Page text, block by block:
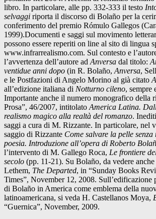
libro. In particolare, alle pp. 332-333 il testo
selvaggi riporta il discorso di Bolaño per la
conferimento del premio Rómulo Gallegos
1999).Documenti e saggi sul movimento
possono essere reperiti on line al sito di lingua
www.infrarrealismo.com. Sul contesto e
l’avvertenza dell’autore ad Anversa dal titolo:
ventidue anni dopo (in R. Bolaño, Anversa,
e le Postfazioni di Angelo Morino al già citato
all’edizione italiana di Notturno cileno, sempre
Importante anche il numero monografico della
Prosa”, 46/2007, intitolato America Latina.
realismo magico alla realtà del romanzo.
saggi a cura di M. Rizzante. In particolare, nel
saggio di Rizzante Come salvare la pelle
poesia. Introduzione all’opera di Roberto
l’intervento di M. Gallego Roca, Le frontiere
secolo (pp. 11-21). Su Bolaño, da vedere
Lethem, The Departed, in “Sunday Books
Times”, November 12, 2008. Sull’edificazione
di Bolaño in America come emblema della
latinoamericana, si veda H. Castellanos Moya,
“Guernica”, November, 2009.